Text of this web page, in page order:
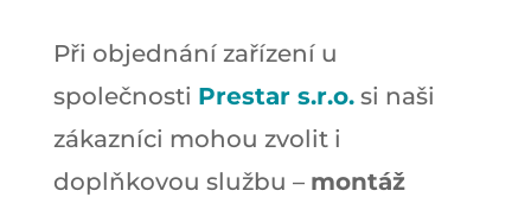
Při objednání zařízení u
společnosti Prestar s.r.o.si naši
zákazníci mohou zvolit i
doplňkovou službu – montáž